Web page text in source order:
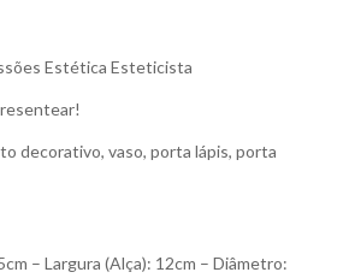
Estética Esteticista
decorativo, vaso, porta lápis, porta
– Largura (Alça): 12cm – Diâmetro: